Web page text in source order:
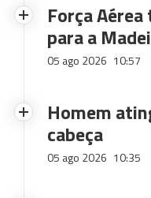
Força
para a
05 ago 2026 10:57
Homem
cabeça
05 ago 2026 10:35